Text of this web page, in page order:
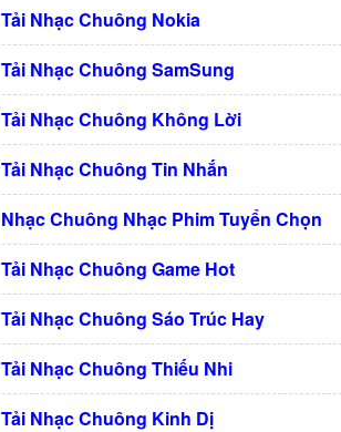
Tải Nhạc Chuông Nokia
Tải Nhạc Chuông SamSung
Tải Nhạc Chuông Không Lời
Tải Nhạc Chuông Tin Nhắn
Nhạc Chuông Nhạc Phim Tuyển Chọn
Tải Nhạc Chuông Game Hot
Tải Nhạc Chuông Sáo Trúc Hay
Tải Nhạc Chuông Thiếu Nhi
Tải Nhạc Chuông Kinh Dị